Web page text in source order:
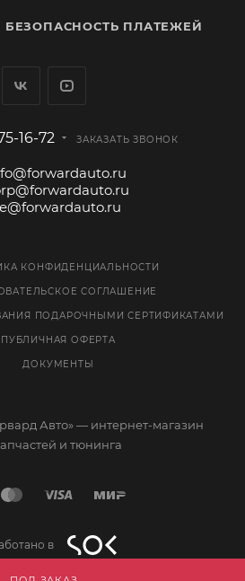
БЕЗОПАСНОСТЬ ПЛАТЕЖЕЙ
16-72 ЗАКАЗАТЬ ЗВОНОК
КОНФИДЕНЦИАЛЬНОСТИ
СОГЛАШЕНИЕ
ПОДАРОЧНЫМИ СЕРТИФИКАТАМИ
ПУБЛИЧНАЯ ОФЕРТА
ДОКУМЕНТЫ
Авто» — интернет-магазин
и тюнинга
в